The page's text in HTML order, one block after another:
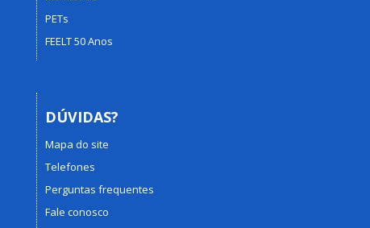
PETs
FEELT 50 Anos
DÚVIDAS?
Mapa do site
Telefones
Perguntas frequentes
Fale conosco